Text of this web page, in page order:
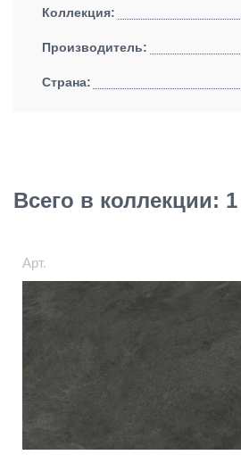
Коллекция:
Производитель:
Страна:
Всего в коллекции: 1
Арт.